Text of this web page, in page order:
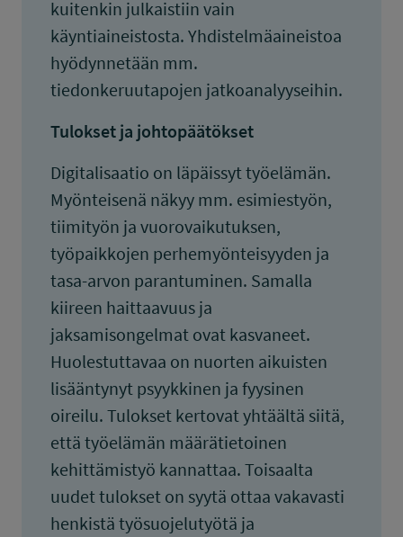
kuitenkin julkaistiin vain
käyntiaineistosta. Yhdistelmäaineistoa
hyödynnetään mm.
tiedonkeruutapojen jatkoanalyyseihin.
Tulokset ja johtopäätökset
Digitalisaatio on läpäissyt työelämän.
Myönteisenä näkyy mm. esimiestyön,
tiimityön ja vuorovaikutuksen,
työpaikkojen perhemyönteisyyden ja
tasa-arvon parantuminen. Samalla
kiireen haittaavuus ja
jaksamisongelmat ovat kasvaneet.
Huolestuttavaa on nuorten aikuisten
lisääntynyt psyykkinen ja fyysinen
oireilu. Tulokset kertovat yhtäältä siitä,
että työelämän määrätietoinen
kehittämistyö kannattaa. Toisaalta
uudet tulokset on syytä ottaa vakavasti
henkistä työsuojelutyötä ja